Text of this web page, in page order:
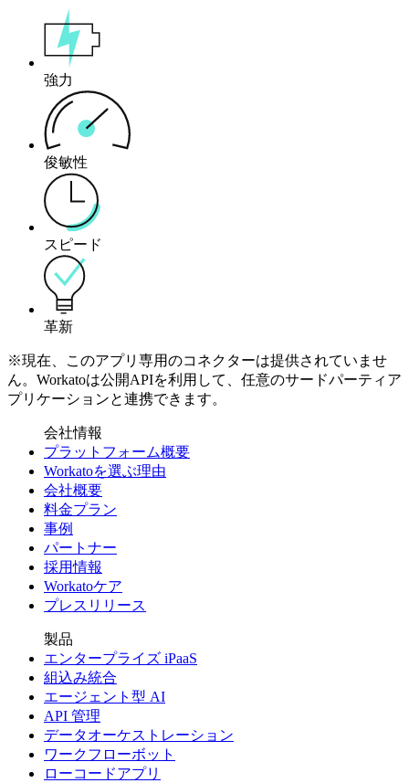
強力
俊敏性
スピード
革新
※現在、このアプリ専用のコネクターは提供されていませ
ん。Workatoは公開APIを利用して、任意のサードパーティア
プリケーションと連携できます。
会社情報
プラットフォーム概要
Workatoを選ぶ理由
会社概要
料金プラン
事例
パートナー
採用情報
Workatoケア
プレスリリース
製品
エンタープライズ iPaaS
組込み統合
エージェント型 AI
API 管理
データオーケストレーション
ワークフローボット
ローコードアプリ